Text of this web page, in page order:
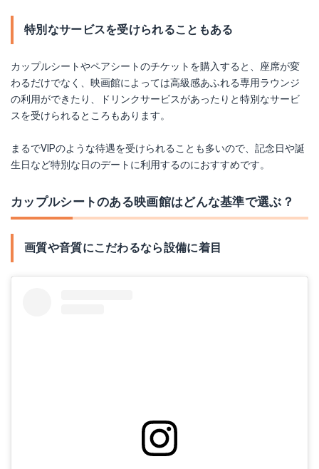
特別なサービスを受けられることもある
カップルシートやペアシートのチケットを購入すると、座席が変
わるだけでなく、映画館によっては高級感あふれる専用ラウンジ
の利用ができたり、ドリンクサービスがあったりと特別なサービ
スを受けられるところもあります。
まるでVIPのような待遇を受けられることも多いので、記念日や誕
生日など特別な日のデートに利用するのにおすすめです。
カップルシートのある映画館はどんな基準で選ぶ？
画質や音質にこだわるなら設備に着目